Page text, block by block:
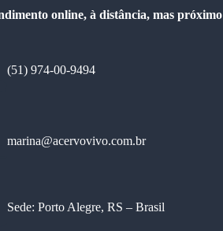
online, à distância​, mas próximo
(51) 974-00-9494
marina@acervovivo.com.br
Sede: Porto Alegre, RS – Brasil